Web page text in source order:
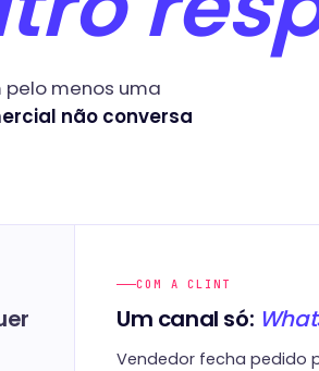
menos uma
não conversa
COM A CLINT
Um canal só:
Vendedor fecha pedido